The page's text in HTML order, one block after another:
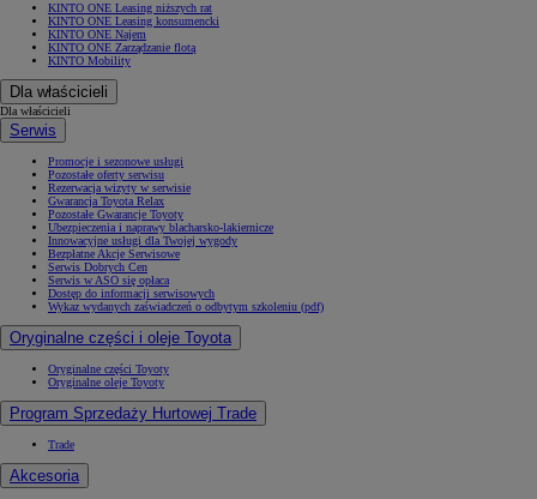
KINTO ONE Leasing niższych rat
KINTO ONE Leasing konsumencki
KINTO ONE Najem
KINTO ONE Zarządzanie flotą
KINTO Mobility
Dla właścicieli
Dla właścicieli
Serwis
Promocje i sezonowe usługi
Pozostałe oferty serwisu
Rezerwacja wizyty w serwisie
Gwarancja Toyota Relax
Pozostałe Gwarancje Toyoty
Ubezpieczenia i naprawy blacharsko-lakiernicze
Innowacyjne usługi dla Twojej wygody
Bezpłatne Akcje Serwisowe
Serwis Dobrych Cen
Serwis w ASO się opłaca
Dostęp do informacji serwisowych
Wykaz wydanych zaświadczeń o odbytym szkoleniu (pdf)
Oryginalne części i oleje Toyota
Oryginalne części Toyoty
Oryginalne oleje Toyoty
Program Sprzedaży Hurtowej Trade
Trade
Akcesoria